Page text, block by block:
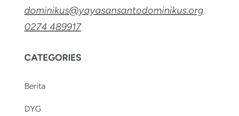
dominikus@yayasansantodominikus.org
0274 489917
CATEGORIES
Berita
DYG